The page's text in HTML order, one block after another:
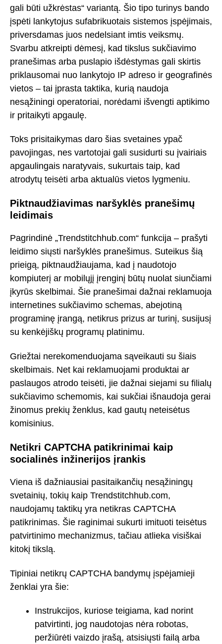
gali būti užkrėstas“ variantą. Šio tipo turinys bando
įspėti lankytojus sufabrikuotais sistemos įspėjimais,
priversdamas juos nedelsiant imtis veiksmų.
Svarbu atkreipti dėmesį, kad tikslus sukčiavimo
pranešimas arba puslapio išdėstymas gali skirtis
priklausomai nuo lankytojo IP adreso ir geografinės
vietos – tai įprasta taktika, kurią naudoja
nesąžiningi operatoriai, norėdami išvengti aptikimo
ir pritaikyti apgaulę.
Toks prisitaikymas daro šias svetaines ypač
pavojingas, nes vartotojai gali susidurti su įvairiais
apgaulingais naratyvais, sukurtais taip, kad
atrodytų teisėti arba aktualūs vietos lygmeniu.
Piktnaudžiavimas naršyklės pranešimų
leidimais
Pagrindinė „Trendstitchhub.com“ funkcija – prašyti
leidimo siųsti naršyklės pranešimus. Suteikus šią
prieigą, piktnaudžiaujama, kad į naudotojo
kompiuterį ar mobilųjį įrenginį būtų nuolat siunčiami
įkyrūs skelbimai. Šie pranešimai dažnai reklamuoja
internetines sukčiavimo schemas, abejotiną
programinę įrangą, netikrus prizus ar turinį, susijusį
su kenkėjiškų programų platinimu.
Griežtai nerekomenduojama sąveikauti su šiais
skelbimais. Net kai reklamuojami produktai ar
paslaugos atrodo teisėti, jie dažnai siejami su filialų
sukčiavimo schemomis, kai sukčiai išnaudoja gerai
žinomus prekių ženklus, kad gautų neteisėtus
komisinius.
Netikri CAPTCHA patikrinimai kaip
socialinės inžinerijos įrankis
Viena iš dažniausiai pasitaikančių nesąžiningų
svetainių, tokių kaip Trendstitchhub.com,
naudojamų taktikų yra netikras CAPTCHA
patikrinimas. Šie raginimai sukurti imituoti teisėtus
patvirtinimo mechanizmus, tačiau atlieka visiškai
kitokį tikslą.
Tipiniai netikrų CAPTCHA bandymų įspėjamieji
ženklai yra šie:
Instrukcijos, kuriose teigiama, kad norint
patvirtinti, jog naudotojas nėra robotas,
peržiūrėti vaizdo įrašą, atsisiųsti failą arba